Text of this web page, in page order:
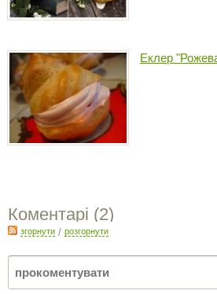
Еклер
Коментарі (2)
згорнути / розгорнути